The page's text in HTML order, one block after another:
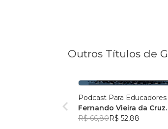
Outros Títulos de
Podcast Para Educadores
Fernando Vieira da Cruz
(Fernandinho Cruz)
R$ 66,80R$ 52,88